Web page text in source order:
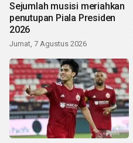
Sejumlah musisi meriahkan
penutupan Piala Presiden
2026
Jumat, 7 Agustus 2026